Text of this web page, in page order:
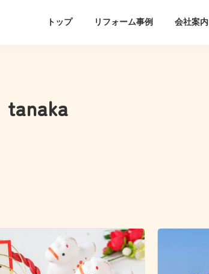
トップ リフォーム事例 会社案内
tanaka